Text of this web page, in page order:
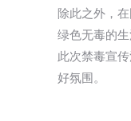
除此之外，
绿色无毒的生
此次禁毒宣
好氛围。